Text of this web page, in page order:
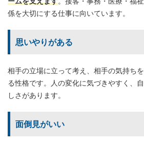
係を大切にする仕事に向いています。
思いやりがある
相手の立場に立って考え、相手の気持ち
る性格です。人の変化に気づきやすく、
しさがあります。
面倒見がいい